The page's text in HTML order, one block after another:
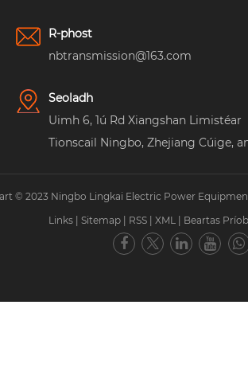
R-phost
nbtransmission@163.com
Seoladh
Uimh 6, 1ú Rd Xiangshan Limistéar
Tionscail Ningbo, Zhejiang Cúige,
© 2023 Ningbo Lingkai Electric Power
Links
Sitemap RSS XML Beartas